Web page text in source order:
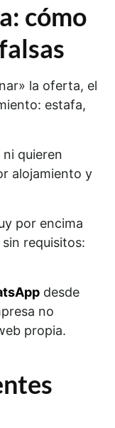
cómo
la oferta, el
estafa,
ni quieren
alojamiento y
por encima
requisitos:
desde
no
propia.